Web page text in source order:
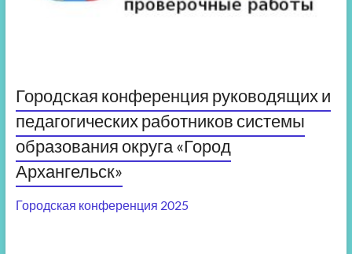
Городская конференция руководящих и
педагогических работников системы
образования округа «Город
Архангельск»
Городская конференция 2025